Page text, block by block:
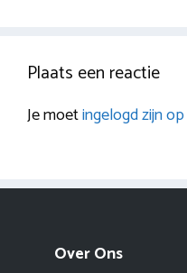
Plaats een reactie
Je moetingelogd zijn op
Over Ons